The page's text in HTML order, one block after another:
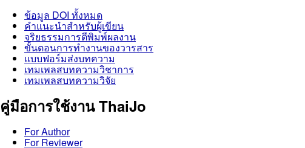
ข้อมูล DOI ทั้งหมด
คำแนะนำสำหรับผู้เขียน
จริยธรรมการตีพิมพ์ผลงาน
ขั้นตอนการทำงานของวารสาร
แบบฟอร์มส่งบทความ
เทมเพลสบทความวิชาการ
เทมเพลสบทความวิจัย
คู่มือการใช้งาน ThaiJo
For Author
For Reviewer